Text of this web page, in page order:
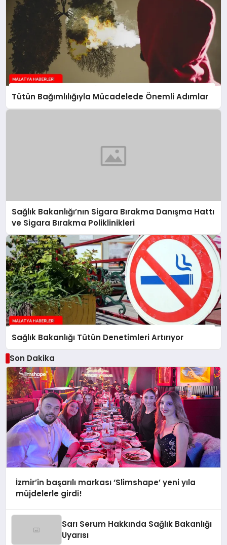
Tütün Bağımlılığıyla Mücadelede Önemli Adımlar
Sağlık Bakanlığı’nın Sigara Bırakma Danışma Hattı
ve Sigara Bırakma Poliklinikleri
Sağlık Bakanlığı Tütün Denetimleri Artırıyor
Son Dakika
İzmir’in başarılı markası ‘Slimshape’ yeni yıla
müjdelerle girdi!
Sarı Serum Hakkında Sağlık Bakanlığı
Uyarısı